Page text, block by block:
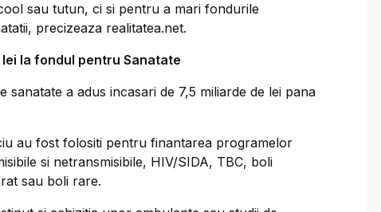
sau tutun, ci si pentru a mari fondurile
precizeaza realitatea.net.
la fondul pentru Sanatate
a adus incasari de 7,5 miliarde de lei pana
au fost folositi pentru finantarea programelor
si netransmisibile, HIV/SIDA, TBC, boli
sau boli rare.